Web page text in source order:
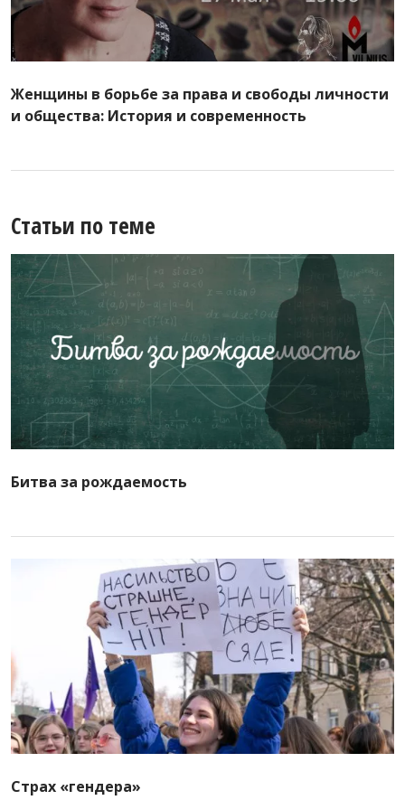
Женщины в борьбе за права и свободы личности
и общества: История и современность
Статьи по теме
Битва за рождаемость
Страх «гендера»